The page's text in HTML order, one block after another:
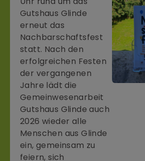
Gutshaus Glinde
erneut das
Nachbarschaftsfest
statt. Nach den
erfolgreichen Festen
der vergangenen
Jahre lädt die
Gemeinwesenarbeit
Gutshaus Glinde auch
2026 wieder alle
Menschen aus Glinde
ein, gemeinsam zu
feiern, sich